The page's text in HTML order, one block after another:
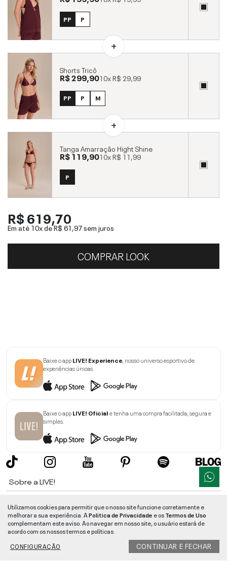
PP P
Shorts Tricô
R$ 299,9010xR$ 29,99
PP P M
Tanga Amarração Hight Shine
R$ 119,9010xR$ 11,99
P
R$ 619,70
Em até 10x deR$ 61,97sem juros
COMPRAR LOOK
Baixe o appLIVE! Experience, nosso universo esportivo de
experiências únicas.
Baixe o appLIVE! Oficiale tenha uma compra facilitada, segura e
simples.
Sobre a LIVE!
Informações
Utilizamos cookies para permitir que o nosso site funcione corretamente e
melhorar a sua experiência. APolitica de Privacidade e osTermos de Uso
complementam este aviso. Ao navegar em nosso site, o usuário estará de
acordo com os nossos termos e políticas.
CONFIGURAÇÃO
CONTINUAR E FECHAR